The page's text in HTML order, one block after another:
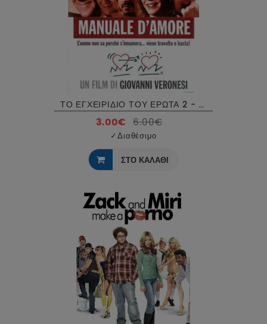
ΤΟ ΕΓΧΕΙΡΙΔΙΟ ΤΟΥ ΕΡΩΤΑ 2 - MANUALE D'AMORE 2 DVD USED
3.00€ 6.00€
✓Διαθέσιμο
ΣΤΟ ΚΑΛΑΘΙ